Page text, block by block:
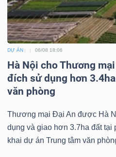
DỰ ÁN 06/08 18:06
Hà Nội cho Thương
đích sử dụng hơn
văn phòng
Thương mại Đại An được Hà
dụng và giao hơn 3.7ha đất
khai dự án Trung tâm văn
Tất cả Người nội bộ
Tin
tức
Bài
của
tác
giả